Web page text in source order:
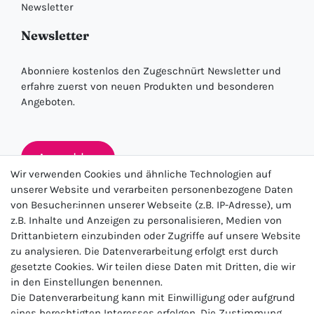
Newsletter
Newsletter
Abonniere kostenlos den Zugeschnürt Newsletter und
erfahre zuerst von neuen Produkten und besonderen
Angeboten.
Anmelden
★★★★★
4.5 / 5.0 (23.143)
Wir verwenden Cookies und ähnliche Technologien auf
unserer Website und verarbeiten personenbezogene Daten
von Besucher:innen unserer Webseite (z.B. IP-Adresse), um
z.B. Inhalte und Anzeigen zu personalisieren, Medien von
Drittanbietern einzubinden oder Zugriffe auf unsere Website
zu analysieren. Die Datenverarbeitung erfolgt erst durch
gesetzte Cookies. Wir teilen diese Daten mit Dritten, die wir
in den Einstellungen benennen.
Die Datenverarbeitung kann mit Einwilligung oder aufgrund